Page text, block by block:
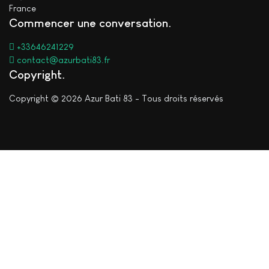
France
Commencer une conversation
+33646241229
contact@azurbati83.fr
Copyright
Copyright © 2026 Azur Bati 83 - Tous droits réservés